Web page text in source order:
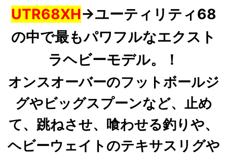
UTR68XH→ユーティリティ68
の中で最もパワフルなエクスト
ラヘビーモデル。！
オンスオーバーのフットボールジ
グやビッグスプーンなど、止め
て、跳ねさせ、喰わせる釣りや、
ヘビーウェイトのテキサスリグや